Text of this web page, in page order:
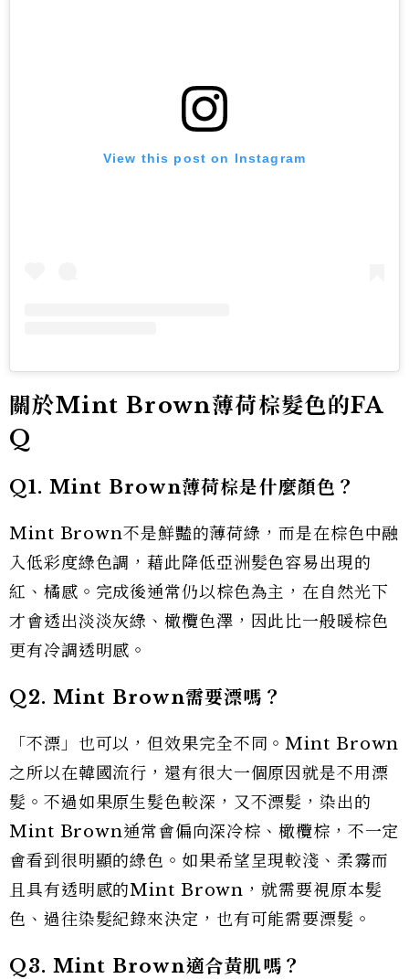
View this post on Instagram
關於Mint Brown薄荷棕髮色的FA
Q
Q1. Mint Brown薄荷棕是什麼顏色？
Mint Brown不是鮮豔的薄荷綠，而是在棕色中融
入低彩度綠色調，藉此降低亞洲髮色容易出現的
紅、橘感。完成後通常仍以棕色為主，在自然光下
才會透出淡淡灰綠、橄欖色澤，因此比一般暖棕色
更有冷調透明感。
Q2. Mint Brown需要漂嗎？
「不漂」也可以，但效果完全不同。Mint Brown
之所以在韓國流行，還有很大一個原因就是不用漂
髮。不過如果原生髮色較深，又不漂髮，染出的
Mint Brown通常會偏向深冷棕、橄欖棕，不一定
會看到很明顯的綠色。如果希望呈現較淺、柔霧而
且具有透明感的Mint Brown，就需要視原本髮
色、過往染髮紀錄來決定，也有可能需要漂髮。
Q3. Mint Brown適合黃肌嗎？